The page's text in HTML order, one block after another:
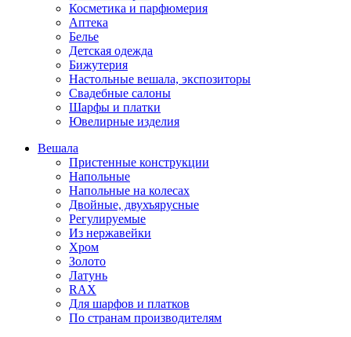
Косметика и парфюмерия
Аптека
Белье
Детская одежда
Бижутерия
Настольные вешала, экспозиторы
Свадебные салоны
Шарфы и платки
Ювелирные изделия
Вешала
Пристенные конструкции
Напольные
Напольные на колесах
Двойные, двухъярусные
Регулируемые
Из нержавейки
Хром
Золото
Латунь
RAX
Для шарфов и платков
По странам производителям